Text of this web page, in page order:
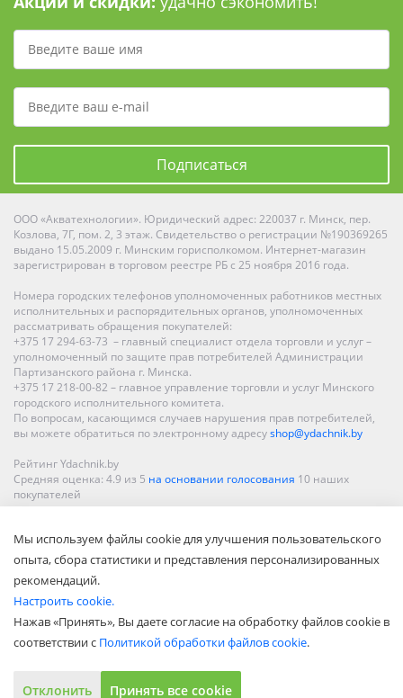
Подписаться
ООО «Акватехнологии». Юридический адрес: 220037 г. Минск, пер.
Козлова, 7Г, пом. 2, 3 этаж. Свидетельство о регистрации №190369265
выдано 15.05.2009 г. Минским горисполкомом. Интернет-магазин
зарегистрирован в торговом реестре РБ с 25 ноября 2016 года.
Номера городских телефонов уполномоченных работников местных
исполнительных и распорядительных органов, уполномоченных
рассматривать обращения покупателей:
+375 17 294-63-73 – главный специалист отдела торговли и услуг –
уполномоченный по защите прав потребителей Администрации
Партизанского района г. Минска.
+375 17 218-00-82 – главное управление торговли и услуг Минского
городского исполнительного комитета.
По вопросам, касающимся случаев нарушения прав потребителей,
вы можете обратиться по электронному адресуshop@ydachnik.by
Рейтинг Ydachnik.by
Средняя оценка: 4.9 из 5 на основании голосования 10 наших
покупателей
Гродно, Могилеве, Бобруйске, Барановичах, Молодечно,
Новополоцке, Пинске, Солигорске. При заказе в интернет-магазине
доставка осуществляется по всей Беларуси.
Мы используем файлы cookie для улучшения пользовательского
опыта, сбора статистики и представления персонализированных
рекомендаций.
Настроить cookie.
Нажав «Принять», Вы даете согласие на обработку файлов cookie в
соответствии с Политикой обработки файлов cookie.
Отклонить Принять все cookie